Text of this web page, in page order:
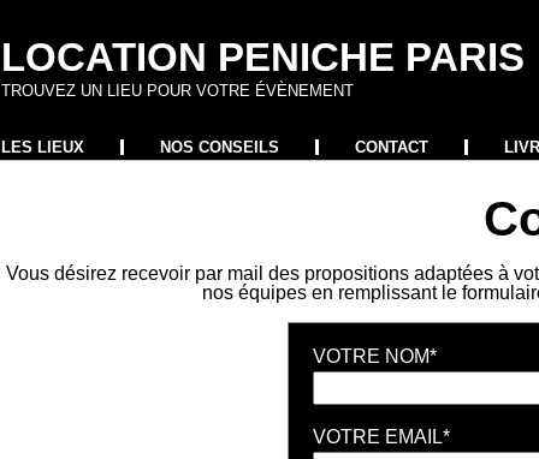
LOCATION PENICHE PARIS
TROUVEZ UN LIEU POUR VOTRE ÉVÈNEMENT
LES LIEUX NOS CONSEILS CONTACT
Vous désirez recevoir par mail des propositions adaptées à
nos équipes en remplissant le
VOTRE NOM*
VOTRE EMAIL*